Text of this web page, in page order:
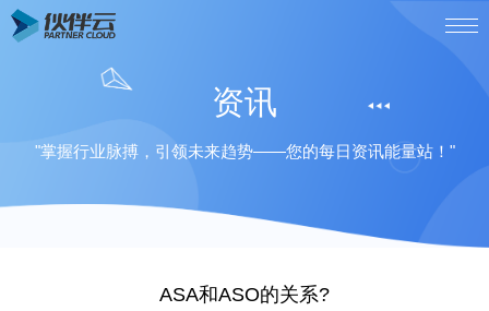
资讯
"掌握行业脉搏，引领未来趋势——您的每日资讯能量站！"
ASA和ASO的关系?